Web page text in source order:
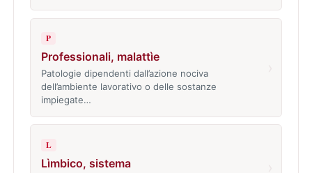
P
Professionali, malattìe
Patologie dipendenti dall’azione nociva
dell’ambiente lavorativo o delle sostanze
impiegate…
L
Lìmbico, sistema